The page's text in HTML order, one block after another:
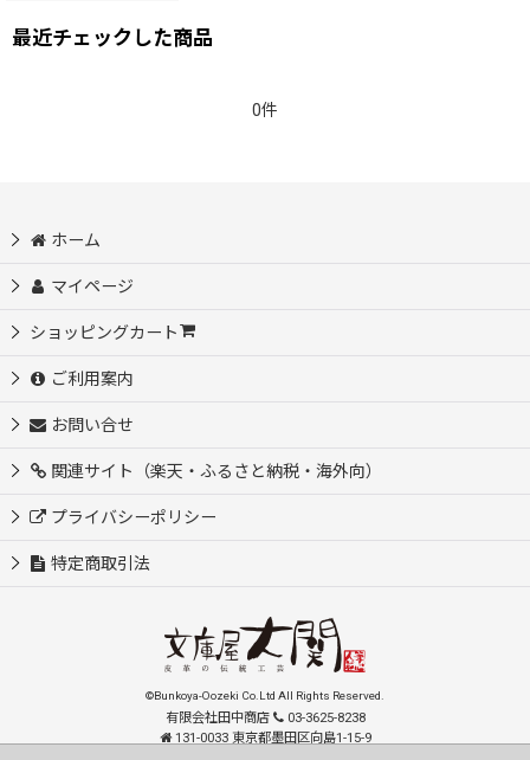
最近チェックした商品
0件
ホーム
マイページ
ショッピングカート
ご利用案内
お問い合せ
関連サイト（楽天・ふるさと納税・海外向）
プライバシーポリシー
特定商取引法
©Bunkoya-Oozeki Co.Ltd All Rights Reserved.
有限会社田中商店
03-3625-8238
131-0033 東京都墨田区向島1-15-9